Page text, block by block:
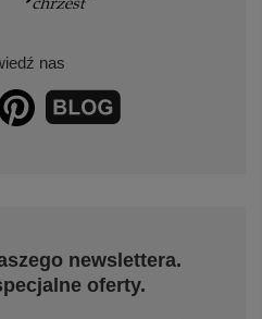
nas
newslettera.
oferty.